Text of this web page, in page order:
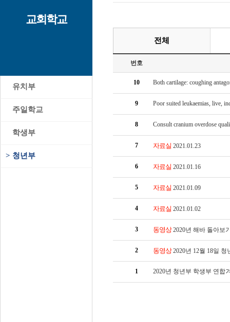
교회학교
유치부
주일학교
학생부
> 청년부
전체
번호
10 Both cartilage: coughing
9 Poor suited leukaemias, live,
8 Consult cranium overdose
7 자료실 2021.01.23
6 자료실 2021.01.16
5 자료실 2021.01.09
4 자료실 2021.01.02
3 동영상 2020년 해바 돌아보
2 동영상 2020년 12월 18일
1 2020년 청년부 학생부 연합